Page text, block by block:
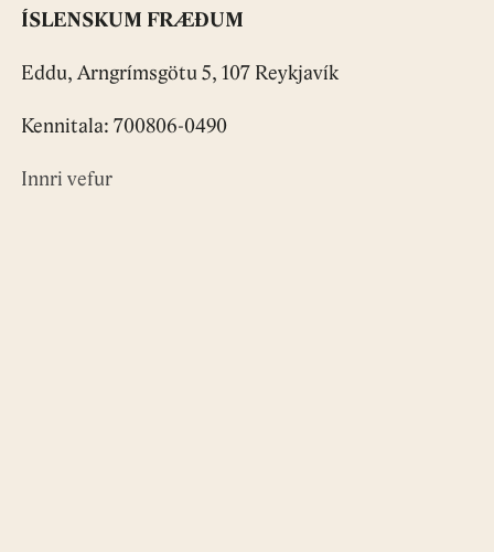
ÍSLENSKUM FRÆÐUM
Eddu, Arngrímsgötu 5, 107 Reykjavík
Kennitala: 700806-0490
Innri vefur